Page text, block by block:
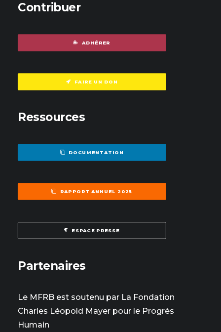
Contribuer
ADHÉRER
FAIRE UN DON
Ressources
DOCUMENTATION
RAPPORT ANNUEL 2025
ESPACE PRESSE
Partenaires
Le MFRB est soutenu par La Fondation
Charles Léopold Mayer pour le Progrès
Humain